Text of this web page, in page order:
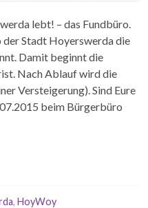
lebt! – das Fundbüro.
Stadt Hoyerswerda die
Damit beginnt die
Nach Ablauf wird die
Versteigerung). Sind Eure
beim Bürgerbüro
, HoyWoy